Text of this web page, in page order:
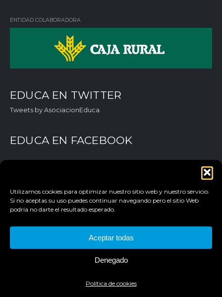
Utilizamos cookies para optimizar nuestro sitio web y nuestro servicio.
Si no aceptas su uso puedes continuar navegando pero el sitio Web
podría no darte el resultado esperado.
Aceptar todas
Denegado
Política de cookies
ENTIDAD COLABORADORA
EDUCA EN TWITTER
Tweets by AsociacionEduca
EDUCA EN FACEBOOK